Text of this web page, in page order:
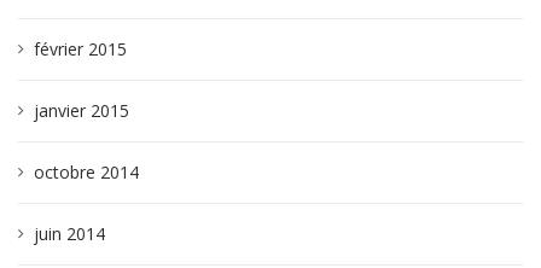
février 2015
janvier 2015
octobre 2014
juin 2014